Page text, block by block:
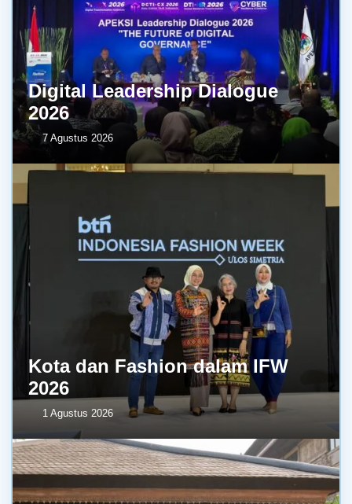
Digital Leadership Dialogue
2026
7 Agustus 2026
Kota dan Fashion dalam IFW
2026
1 Agustus 2026